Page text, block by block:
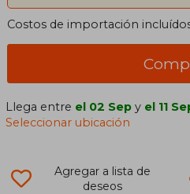
Costos de importación
Llega entre el 02 Sep y el 11
Seleccionar ubicación
Agregar a lista de
deseos